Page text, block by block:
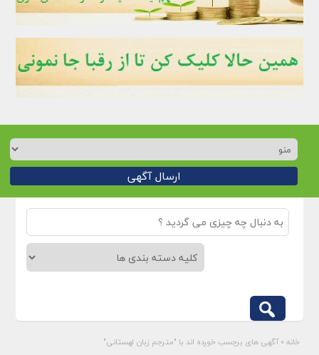
ارسال آگهی
خانه » آگهی های برچسب خورده اند با "مترجم زبان لهستانی"